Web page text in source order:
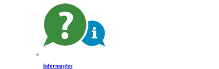
Informações